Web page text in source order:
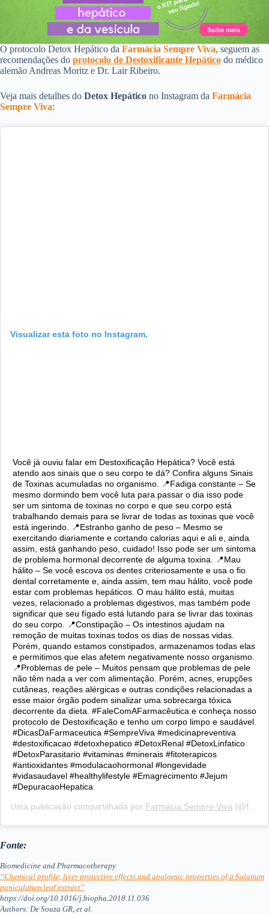
O protocolo Detox Hepático da Farmácia Sempre Viva, seguem as
recomendações do protocolo de Destoxificante Hepático do médico
alemão Andreas Moritz e Dr. Lair Ribeiro.
Veja mais detalhes do Detox Hepático no Instagram da Farmácia
Sempre Viva:
Visualizar esta foto no Instagram.
Você já ouviu falar em Destoxificação Hepática? Você está
atendo aos sinais que o seu corpo te dá? Confira alguns Sinais
de Toxinas acumuladas no organismo. 📍Fadiga constante – Se
mesmo dormindo bem você luta para passar o dia isso pode
ser um sintoma de toxinas no corpo e que seu corpo está
trabalhando demais para se livrar de todas as toxinas que você
está ingerindo. 📍Estranho ganho de peso – Mesmo se
exercitando diariamente e cortando calorias aqui e ali e, ainda
assim, está ganhando peso, cuidado! Isso pode ser um sintoma
de problema hormonal decorrente de alguma toxina. 📍Mau
hálito – Se você escova os dentes criteriosamente e usa o fio
dental corretamente e, ainda assim, tem mau hálito, você pode
estar com problemas hepáticos. O mau hálito está, muitas
vezes, relacionado a problemas digestivos, mas também pode
significar que seu fígado está lutando para se livrar das toxinas
do seu corpo. 📍Constipação – Os intestinos ajudam na
remoção de muitas toxinas todos os dias de nossas vidas.
Porém, quando estamos constipados, armazenamos todas elas
e permitimos que elas afetem negativamente nosso organismo.
📍Problemas de pele – Muitos pensam que problemas de pele
não têm nada a ver com alimentação. Porém, acnes, erupções
cutâneas, reações alérgicas e outras condições relacionadas a
esse maior órgão podem sinalizar uma sobrecarga tóxica
decorrente da dieta. #FaleComAFarmacêutica e conheça nosso
protocolo de Destoxificação e tenho um corpo limpo e saudável.
#DicasDaFarmaceutica #SempreViva #medicinapreventiva
#destoxificacao #detoxhepatico #DetoxRenal #DetoxLinfatico
#DetoxParasitario #vitaminas #minerais #fitoterapicos
#antioxidantes #modulacaohormonal #longevidade
#vidasaudavel #healthylifestyle #Emagrecimento #Jejum
#DepuracaoHepatica
Uma publicação compartilhada por Farmácia Sempre Viva (@farmaciasemprevivabr) em
Fonte:
Biomedicine and Pharmacotherapy
“Chemical profile, liver protective effects and analgesic properties of a Solanum
paniculatum leaf extract”
https://doi.org/10.1016/j.biopha.2018.11.036
Authors: De Souza GR, et al.